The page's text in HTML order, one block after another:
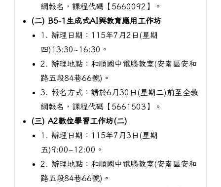
網報名，課程代碼【5660092】。
(二) B5-1生成式AI與教育應用工作坊
1. 辦理日期：115年7月2日(星期
四)13:30~16:30。
2. 辦理地點：和順國中電腦教室(安南區安和
路五段84巷66號)。
3. 報名方式：請於6月30日(星期二)前至全教
網報名，課程代碼【5661503】。
(三) A2數位學習工作坊(二)
1. 辦理日期：115年7月3日(星期
五)9:00~12:00。
2. 辦理地點：和順國中電腦教室(安南區安和
路五段84巷66號)。